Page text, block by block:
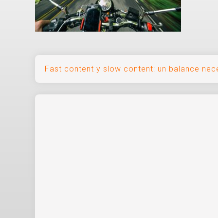
Navegación
de
Fast content y slow content: un balance